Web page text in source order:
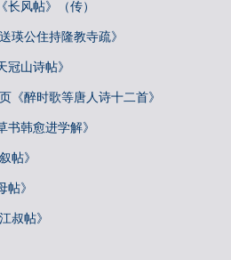
长风帖》（传）
瑛公住持隆教寺疏》
冠山诗帖》
《醉时歌等唐人诗十二首》
书韩愈进学解》
帖》
帖》
叔帖》